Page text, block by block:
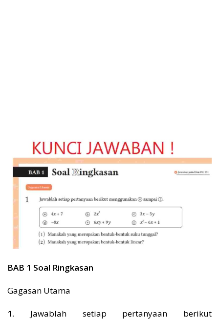
BAB 1 Soal Ringkasan
Gagasan Utama
1. Jawablah setiap pertanyaan berikut